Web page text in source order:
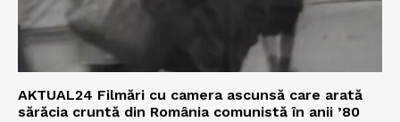
AKTUAL24 Filmări cu camera ascunsă care arată
sărăcia cruntă din România comunistă în anii ’80